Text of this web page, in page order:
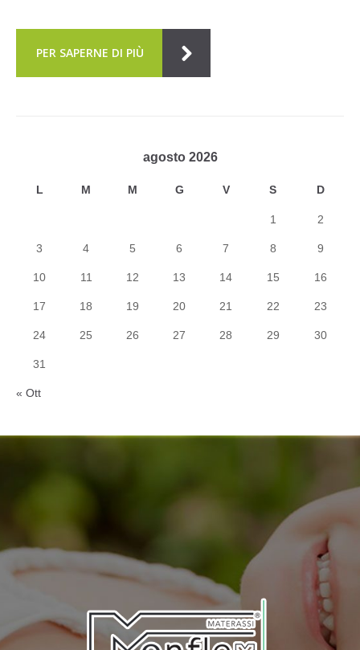
PER SAPERNE DI PIÙ
agosto 2026
L M M G V S D
« Ott
1 2
3 4 5 6 7 8 9
10 11 12 13 14 15 16
17 18 19 20 21 22 23
24 25 26 27 28 29 30
31